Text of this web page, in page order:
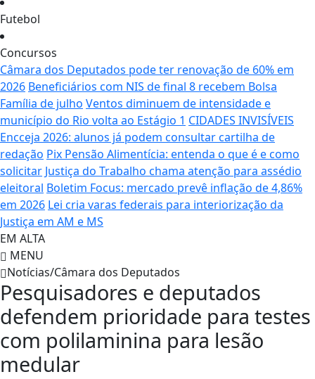
Futebol
Concursos
Câmara dos Deputados pode ter renovação de 60% em
2026 Beneficiários com NIS de final 8 recebem Bolsa
Família de julho Ventos diminuem de intensidade e
município do Rio volta ao Estágio 1 CIDADES INVISÍVEIS
Encceja 2026: alunos já podem consultar cartilha de
redação Pix Pensão Alimentícia: entenda o que é e como
solicitar Justiça do Trabalho chama atenção para assédio
eleitoral Boletim Focus: mercado prevê inflação de 4,86%
em 2026 Lei cria varas federais para interiorização da
Justiça em AM e MS
EM ALTA
MENU
Notícias/Câmara dos Deputados
Pesquisadores e deputados
defendem prioridade para testes
com polilaminina para lesão
medular